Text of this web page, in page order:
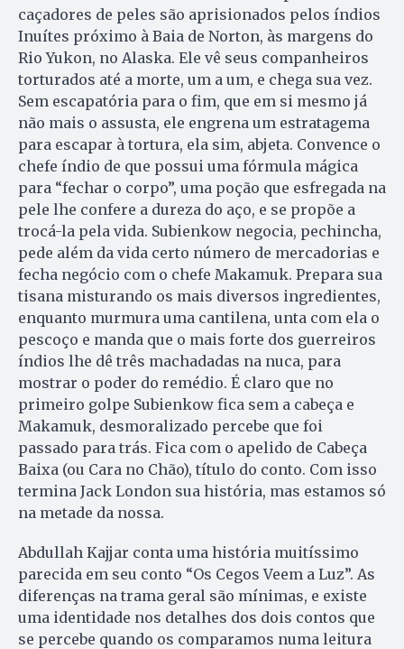
caçadores de peles são aprisionados pelos índios
Inuítes próximo à Baia de Norton, às margens do
Rio Yukon, no Alaska. Ele vê seus companheiros
torturados até a morte, um a um, e chega sua vez.
Sem escapatória para o fim, que em si mesmo já
não mais o assusta, ele engrena um estratagema
para escapar à tortura, ela sim, abjeta. Convence o
chefe índio de que possui uma fórmula mágica
para “fechar o corpo”, uma poção que esfregada na
pele lhe confere a dureza do aço, e se propõe a
trocá-la pela vida. Subienkow negocia, pechincha,
pede além da vida certo número de mercadorias e
fecha negócio com o chefe Makamuk. Prepara sua
tisana misturando os mais diversos ingredientes,
enquanto murmura uma cantilena, unta com ela o
pescoço e manda que o mais forte dos guerreiros
índios lhe dê três machadadas na nuca, para
mostrar o poder do remédio. É claro que no
primeiro golpe Subienkow fica sem a cabeça e
Makamuk, desmoralizado percebe que foi
passado para trás. Fica com o apelido de Cabeça
Baixa (ou Cara no Chão), título do conto. Com isso
termina Jack London sua história, mas estamos só
na metade da nossa.
Abdullah Kajjar conta uma história muitíssimo
parecida em seu conto “Os Cegos Veem a Luz”. As
diferenças na trama geral são mínimas, e existe
uma identidade nos detalhes dos dois contos que
se percebe quando os comparamos numa leitura